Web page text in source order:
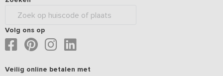
Volg ons op
Veilig online betalen met